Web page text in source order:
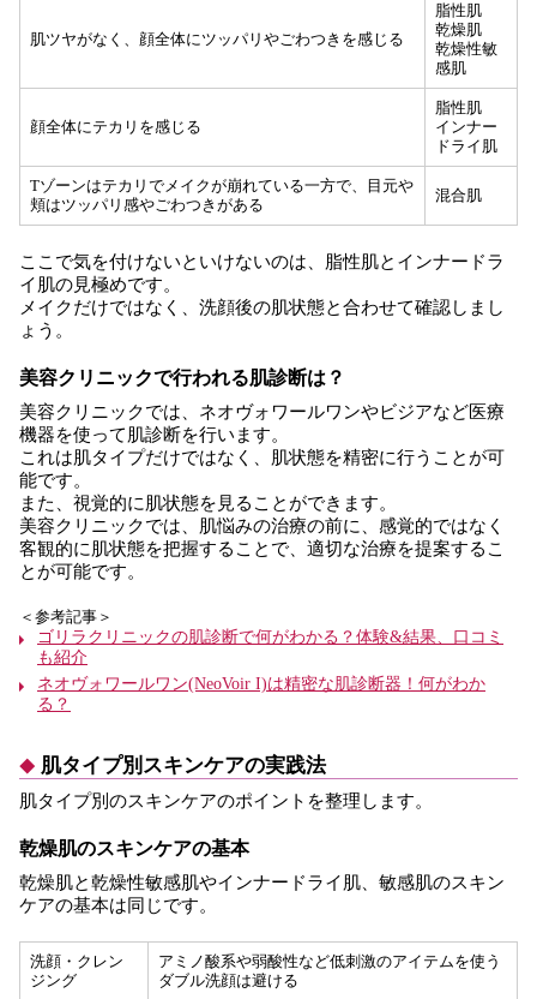
肌ツヤがなく、顔全体にツッパリやごわつきを感じる
脂性肌
乾燥肌
乾燥性敏
感肌
顔全体にテカリを感じる
脂性肌
インナー
ドライ肌
Tゾーンはテカリでメイクが崩れている一方で、目元や
頬はツッパリ感やごわつきがある
混合肌
ここで気を付けないといけないのは、脂性肌とインナードラ
イ肌の見極めです。
メイクだけではなく、洗顔後の肌状態と合わせて確認しまし
ょう。
美容クリニックで行われる肌診断は？
美容クリニックでは、ネオヴォワールワンやビジアなど医療
機器を使って肌診断を行います。
これは肌タイプだけではなく、肌状態を精密に行うことが可
能です。
また、視覚的に肌状態を見ることができます。
美容クリニックでは、肌悩みの治療の前に、感覚的ではなく
客観的に肌状態を把握することで、適切な治療を提案するこ
とが可能です。
＜参考記事＞
ゴリラクリニックの肌診断で何がわかる？体験&結果、口コミ
も紹介
ネオヴォワールワン(NeoVoir I)は精密な肌診断器！何がわか
る？
肌タイプ別スキンケアの実践法
肌タイプ別のスキンケアのポイントを整理します。
乾燥肌のスキンケアの基本
乾燥肌と乾燥性敏感肌やインナードライ肌、敏感肌のスキン
ケアの基本は同じです。
洗顔・クレン
ジング
アミノ酸系や弱酸性など低刺激のアイテムを使う
ダブル洗顔は避ける